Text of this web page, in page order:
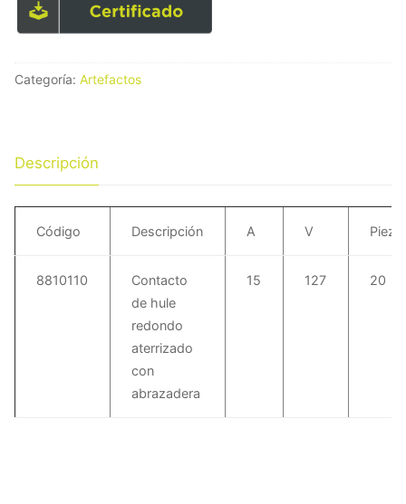
Categoría: Artefactos
Descripción
Código Descripción A V
8810110
Contacto
de hule
redondo
aterrizado
con
abrazadera
15 127 20